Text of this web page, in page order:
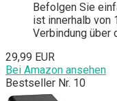
Befolgen Sie
ist innerhalb von
Verbindung über
29,99 EUR
Bei Amazon ansehen
Bestseller Nr. 10